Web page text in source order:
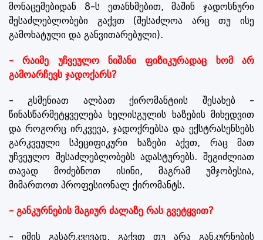
მონაცემებიდან 8-ს ეთანხმებით, მაშინ ჯადოსნური
შესაძლებლობები გაქვთ (შესაძლოა არც თუ ისე
გამოხატული და განვითარებული).
- რაიმე უჩვეულო ნიშანი ფიზიკურადაც ხომ არ
გამოარჩევს ჯადოქარს?
- გსმენიათ ალბათ ქირომანტიის შესახებ -
წინასწარმეტყველება ხელისგულის ხაზების მიხედვით
და როგორც ირკვევა, ჯადოქრებსა და ექსტრასენსებს
გარკვეული სპეციფიკური ხაზები აქვთ, რაც მათ
უჩვეულო შესაძლებლობებს ადასტურებს. შეგიძლიათ
თავად მოძებნოთ ისინი, მაგრამ უმჯობესია,
მიმართოთ პროფესიონალ ქირომანტს.
- განკურნების მაგიურ ძალაზე რას გვეტყვით?
- იმის გასარკვევად, გაქვთ თუ არა განკურნების